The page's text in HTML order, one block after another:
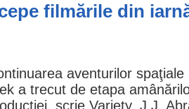
filmările din
aventurilor
a trecut de etapa
scrie Variety. J.J.